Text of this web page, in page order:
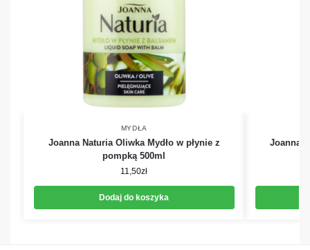
MYDŁA
Joanna Naturia Oliwka Mydło w płynie z
pompką 500ml
11,50zł
Dodaj do koszyka
Joanna